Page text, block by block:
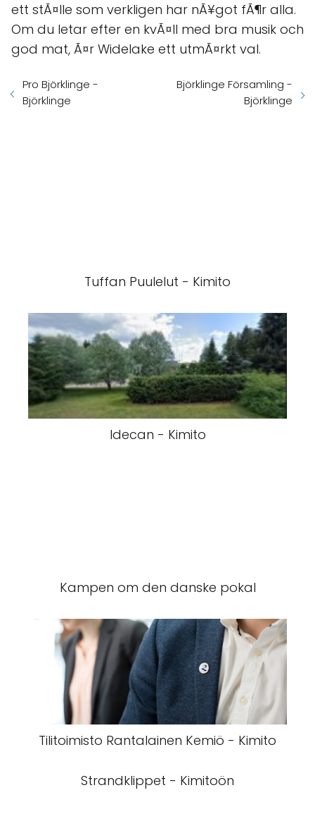
ett stÃ¤lle som verkligen har nÃ¥got fÃ¶r alla.
Om du letar efter en kvÃ¤ll med bra musik och
god mat, Ã¤r Widelake ett utmÃ¤rkt val.
Pro Björklinge -
Björklinge
Björklinge Församling -
Björklinge
Tuffan Puulelut - Kimito
Idecan - Kimito
Kampen om den danske pokal
Tilitoimisto Rantalainen Kemiö - Kimito
Strandklippet - Kimitoön